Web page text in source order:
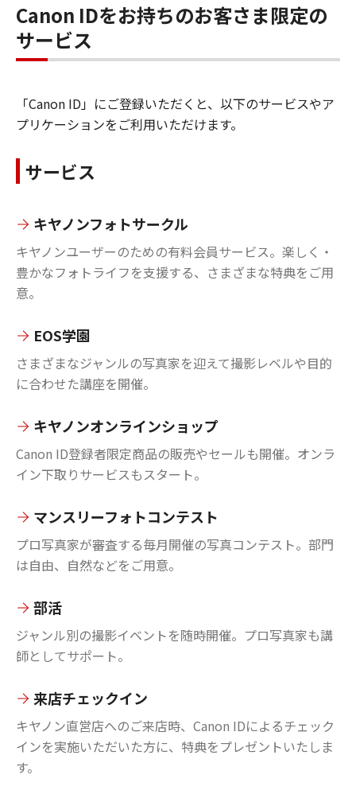
Canon IDをお持ちのお客さま限定の
サービス
「Canon ID」にご登録いただくと、以下のサービスやア
プリケーションをご利用いただけます。
サービス
キヤノンフォトサークル
キヤノンユーザーのための有料会員サービス。楽しく・
豊かなフォトライフを支援する、さまざまな特典をご用
意。
EOS学園
さまざまなジャンルの写真家を迎えて撮影レベルや目的
に合わせた講座を開催。
キヤノンオンラインショップ
Canon ID登録者限定商品の販売やセールも開催。オンラ
イン下取りサービスもスタート。
マンスリーフォトコンテスト
プロ写真家が審査する毎月開催の写真コンテスト。部門
は自由、自然などをご用意。
部活
ジャンル別の撮影イベントを随時開催。プロ写真家も講
師としてサポート。
来店チェックイン
キヤノン直営店へのご来店時、Canon IDによるチェック
インを実施いただいた方に、特典をプレゼントいたしま
す。